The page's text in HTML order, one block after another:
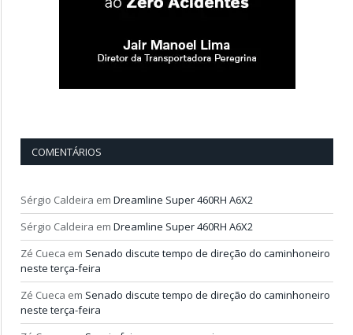
COMENTÁRIOS
Sérgio Caldeira em Dreamline Super 460RH A6X2
Sérgio Caldeira em Dreamline Super 460RH A6X2
Zé Cueca em Senado discute tempo de direção do caminhoneiro
neste terça-feira
Zé Cueca em Senado discute tempo de direção do caminhoneiro
neste terça-feira